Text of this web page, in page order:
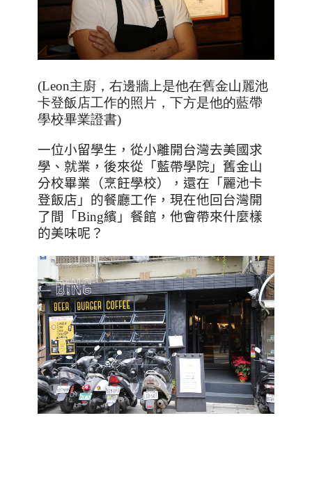
(Leon主廚，右邊牆上是他在舊金山麗池
卡登飯店工作的照片，下方是他的藍帶
學校畢業證書)
一位小留學生，從小離開台灣去美國求
學、就業，後來從「藍帶學院」舊金山
分校畢業（烹飪學校），還在「麗池卡
登飯店」的餐廳工作，現在他回台灣開
了間「Bing繽」餐館，他會帶來什麼樣
的美味呢？